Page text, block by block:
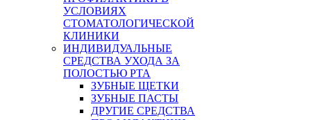
УСЛОВИЯХ
СТОМАТОЛОГИЧЕСКОЙ
КЛИНИКИ
ИНДИВИДУАЛЬНЫЕ
СРЕДСТВА УХОДА ЗА
ПОЛОСТЬЮ РТА
ЗУБНЫЕ ЩЕТКИ
ЗУБНЫЕ ПАСТЫ
ДРУГИЕ СРЕДСТВА